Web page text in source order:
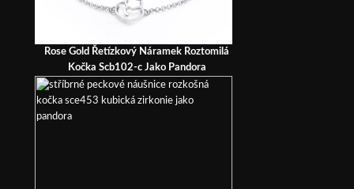
Rose Gold Řetízkový Náramek Roztomilá
Kočka Scb102-c Jako Pandora